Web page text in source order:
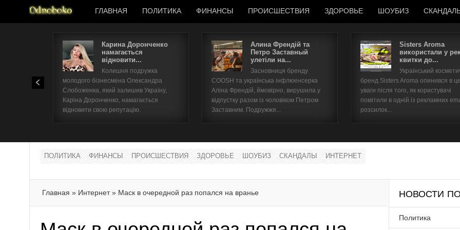
ГЛАВНАЯ ПОЛИТИКА ФИНАНСЫ ПРОИСШЕСТВИЯ ЗДОРОВЬЕ ШОУБИЗ
Карина Доронченко
намагається
відновити...
Колишня подружка
молодого бізнесмена Олександра
Слобоженка, який залишив Україну,
Каріна Доронченко, намагається
відновити свою репутацію.
Алина Френдій та
Петро Заставный
улетіли на...
Засновниця бренду
COOSH та українська інфлюенсерка
Аліна Френдій, ймовірно, вирушила у
відпустку разом із чоловіком Петром
Заставним. Подружжя...
Sisters Aroma
використали у
квитки до...
Український
бренд Sisters Aroma опинився в
уваги після того, як користувачі
помітили в одній із рекламних
розсилок...
ПОЛИТИКА ФИНАНСЫ ПРОИСШЕСТВИЯ ЗДОРОВЬЕ ШОУБИЗ СКАНДАЛЫ ИНТЕРНЕТ
Главная » Интернет» Маск в очередной раз попался на вранье НОВОСТИ
Политика
Имя пользователя
Забыли имя пользователя?